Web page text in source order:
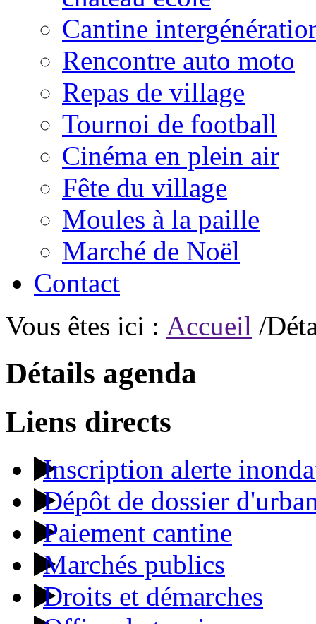
Cantine
Rencontre auto moto
Repas de village
Tournoi de football
Cinéma en plein air
Fête du village
Moules à la paille
Marché de Noël
Contact
Vous êtes ici : Accueil /
Détails agenda
Liens directs
Inscription alerte
Dépôt de dossier
Paiement cantine
Marchés publics
Droits et démarches